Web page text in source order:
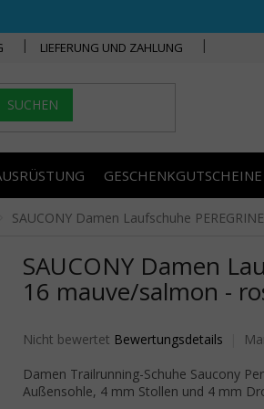
LIEFERUNG UND ZAHLUNG
SUCHEN
GESCHENKGUTSCHEINE
SAUCONY Damen Laufschuhe
SAUCONY Damen
16 mauve/salmon -
Die durchschnittliche Produktbewertung
Nicht bewertet Bewertungsdetails
Damen Trailrunning-Schuhe Saucony
Außensohle, 4 mm Stollen und 4 mm